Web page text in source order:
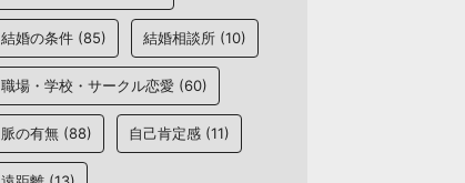
結婚の条件 (85) 結婚相談所 (10)
職場・学校・サークル恋愛 (60)
脈の有無 (88) 自己肯定感 (11)